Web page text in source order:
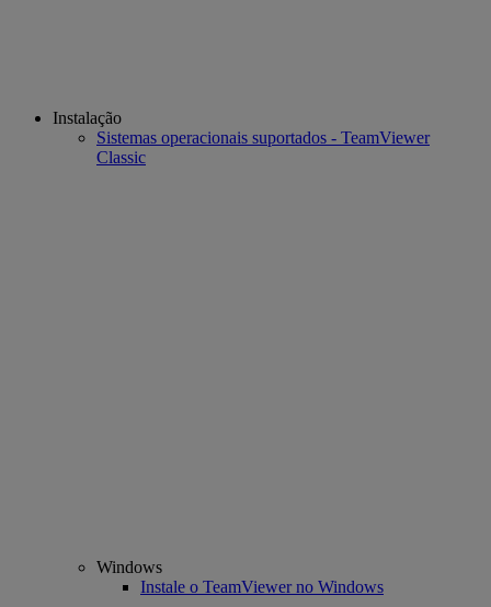
Instalação
Sistemas operacionais suportados - TeamViewer
Classic
Windows
Instale o TeamViewer no Windows